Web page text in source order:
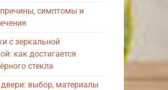
симптомы и
с зеркальной
как достигается
стекла
выбор, материалы